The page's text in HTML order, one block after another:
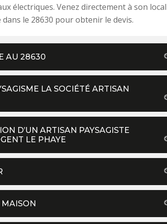
électriques. Venez directement à son local
le 28630 pour obtenir le devis.
AU 28630
LA SOCIÉTÉ ARTISAN
D’UN ARTISAN PAYSAGISTE
LE PHAYE
MAISON